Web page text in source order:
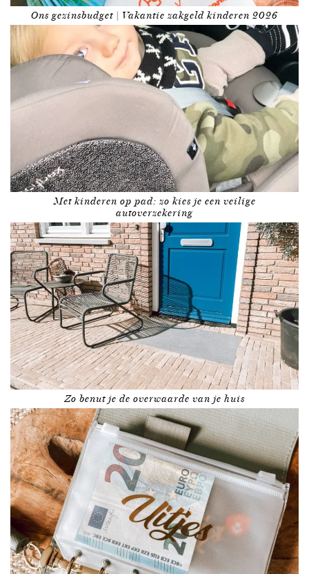
Ons gezinsbudget | Vakantie zakgeld kinderen 2026
Met kinderen op pad: zo kies je een veilige
autoverzekering
Zo benut je de overwaarde van je huis